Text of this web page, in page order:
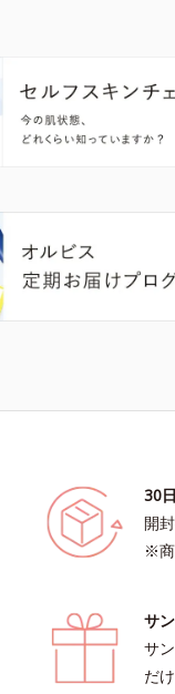
30
開
※商
サ
サ
だ